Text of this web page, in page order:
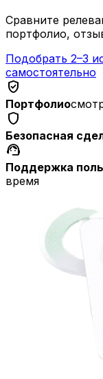
Сравните
портфолио,
Подобрать 2–3
самостоятельно
verified_user
Портфолио
shield
Безопасная
support_agent
Поддержка
время